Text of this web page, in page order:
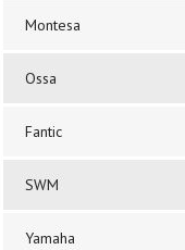
Montesa
Ossa
Fantic
SWM
Yamaha